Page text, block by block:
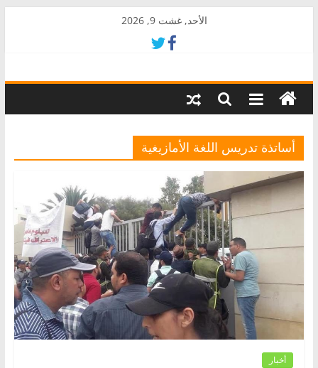
الأحد, غشت 9, 2026
AkalPress
منبر
المغرب
أساتذة تدريس اللغة الأمازيغية
أخبار